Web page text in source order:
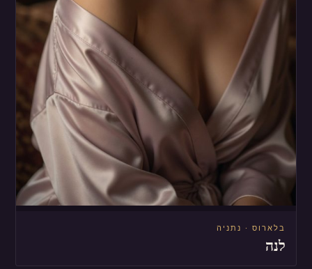
בלארוס · נתניה
לנה